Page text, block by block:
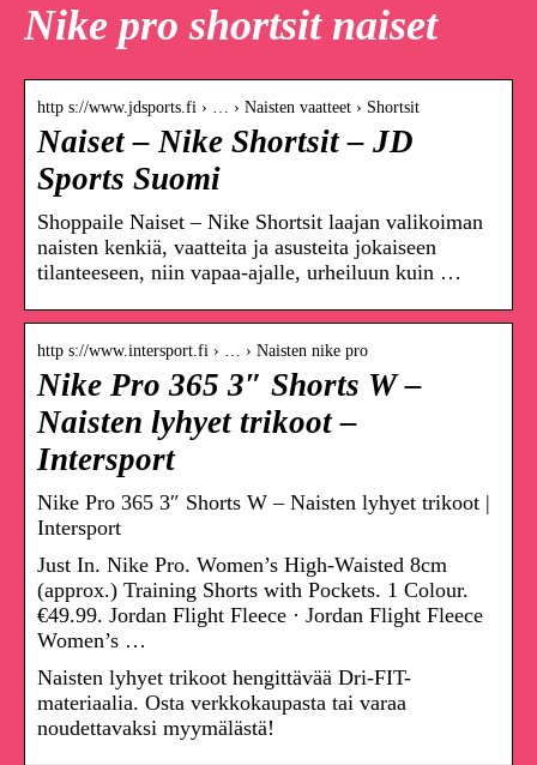
Nike pro shortsit naiset
http s://www.jdsports.fi › … › Naisten vaatteet › Shortsit
Naiset – Nike Shortsit – JD
Sports Suomi
Shoppaile Naiset – Nike Shortsit laajan valikoiman
naisten kenkiä, vaatteita ja asusteita jokaiseen
tilanteeseen, niin vapaa-ajalle, urheiluun kuin …
http s://www.intersport.fi › … › Naisten nike pro
Nike Pro 365 3″ Shorts W –
Naisten lyhyet trikoot –
Intersport
Nike Pro 365 3″ Shorts W – Naisten lyhyet trikoot |
Intersport
Just In. Nike Pro. Women’s High-Waisted 8cm
(approx.) Training Shorts with Pockets. 1 Colour.
€49.99. Jordan Flight Fleece · Jordan Flight Fleece
Women’s …
Naisten lyhyet trikoot hengittävää Dri-FIT-
materiaalia. Osta verkkokaupasta tai varaa
noudettavaksi myymälästä!